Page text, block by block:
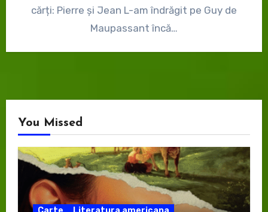
cărți: Pierre și Jean L-am îndrăgit pe Guy de
Maupassant încă…
You Missed